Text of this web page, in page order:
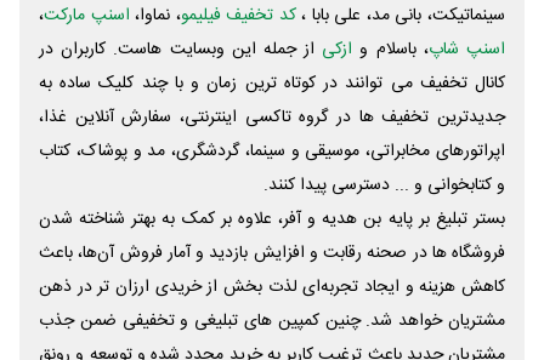
سینماتیکت، بانی مد، علی‌ بابا ،کد تخفیف فیلیمو، نماوا، اسنپ مارکت،
اسنپ شاپ، باسلام و ازکی از جمله این وبسایت ‌هاست. کاربران در
کانال تخفیف می توانند در کوتاه ترین زمان و با چند کلیک ساده به
جدیدترین تخفیف ها در گروه تاکسی اینترنتی، سفارش آنلاین غذا،
اپراتورهای مخابراتی، موسیقی و سینما، گردشگری، مد و پوشاک، کتاب
و کتابخوانی و ... دسترسی پیدا کنند.
بستر تبلیغ بر پایه بن هدیه و آفر، علاوه بر کمک به بهتر شناخته شدن
فروشگاه ها در صحنه رقابت و افزایش بازدید و آمار فروش آن‌ها، باعث
کاهش هزینه و ایجاد تجربه‌ای لذت بخش از خریدی ارزان تر در ذهن
مشتریان خواهد شد. چنین کمپین های تبلیغی و تخفیفی ضمن جذب